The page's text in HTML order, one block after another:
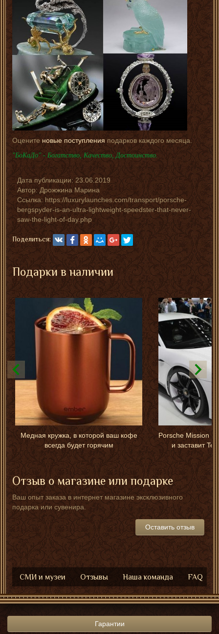
Оцените новые поступленияподарков каждого месяца.
"БоКаДо" - Богатство, Качество, Достоинство.
Дата публикации:23.06.2019
Автор:Дрожжина Марина
Ссылка: https://luxurylaunches.com/transport/porsche-
bergspyder-is-an-ultra-lightweight-speedster-that-never-
saw-the-light-of-day.php
Поделиться:
Подарки в наличии
Медная кружка, в которой ваш кофе
всегда будет горячим
Porsche Mission E
и заставит
Отзыв о магазине или подарке
Ваш опыт заказа в интернет магазине эксклюзивного
подарка или сувенира.
Оставить отзыв
СМИ и музеи Отзывы Наша команда FAQ
Гарантии